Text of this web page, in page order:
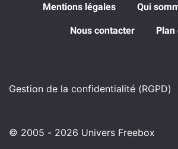
Mentions légales Qui
Nous contacter Plan
Gestion de la confidentialité (RGPD)
© 2005 - 2026 Univers Freebox